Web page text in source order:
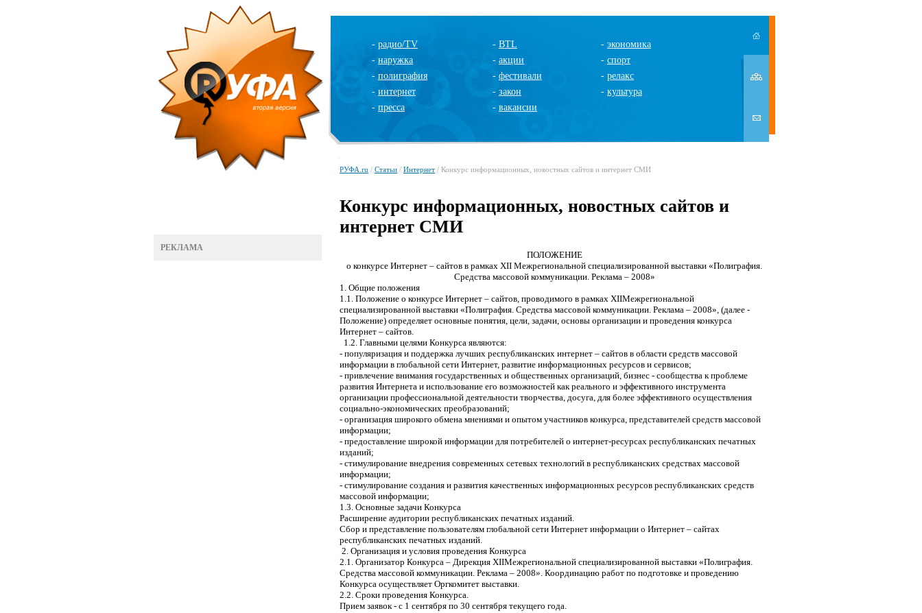
- радио/TV
- наружка
- полиграфия
- интернет
- пресса
- BTL
- акции
- фестивали
- закон
- вакансии
- экономика
- спорт
- релакс
- культура
РЕКЛАМА
РУФА.ru / Статьи / Интернет / Конкурс информационных, новостных сайтов и интернет СМИ
Конкурс информационных, новостных сайтов и
интернет СМИ
ПОЛОЖЕНИЕ
о конкурсе Интернет – сайтов в рамках XII Межрегиональной специализированной выставки «Полиграфия.
Средства массовой коммуникации. Реклама – 2008»
1. Общие положения
1.1. Положение о конкурсе Интернет – сайтов, проводимого в рамках XIIМежрегиональной
специализированной выставки «Полиграфия. Средства массовой коммуникации. Реклама – 2008», (далее -
Положение) определяет основные понятия, цели, задачи, основы организации и проведения конкурса
Интернет – сайтов.
1.2. Главными целями Конкурса являются:
- популяризация и поддержка лучших республиканских интернет – сайтов в области средств массовой
информации в глобальной сети Интернет, развитие информационных ресурсов и сервисов;
- привлечение внимания государственных и общественных организаций, бизнес - сообщества к проблеме
развития Интернета и использование его возможностей как реального и эффективного инструмента
организации профессиональной деятельности творчества, досуга, для более эффективного осуществления
социально-экономических преобразований;
- организация широкого обмена мнениями и опытом участников конкурса, представителей средств массовой
информации;
- предоставление широкой информации для потребителей о интернет-ресурсах республиканских печатных
изданий;
- стимулирование внедрения современных сетевых технологий в республиканских средствах массовой
информации;
- стимулирование создания и развития качественных информационных ресурсов республиканских средств
массовой информации;
1.3. Основные задачи Конкурса
Расширение аудитории республиканских печатных изданий.
Сбор и представление пользователям глобальной сети Интернет информации о Интернет – сайтах
республиканских печатных изданий.
2. Организация и условия проведения Конкурса
2.1. Организатор Конкурса – Дирекция XIIМежрегиональной специализированной выставки «Полиграфия.
Средства массовой коммуникации. Реклама – 2008». Координацию работ по подготовке и проведению
Конкурса осуществляет Оргкомитет выставки.
2.2. Сроки проведения Конкурса.
Прием заявок - с 1 сентября по 30 сентября текущего года.